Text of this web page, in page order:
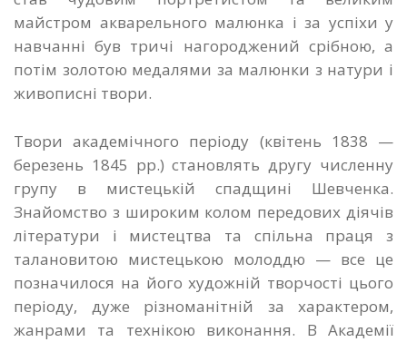
майстром акварельного малюнка і за успіхи у
навчанні був тричі нагороджений срібною, а
потім золотою медалями за малюнки з натури і
живописні твори.
Твори академічного періоду (квітень 1838 —
березень 1845 pр.) становлять другу численну
групу в мистецькій спадщині Шевченка.
Знайомство з широким колом передових діячів
літератури і мистецтва та спільна праця з
талановитою мистецькою молоддю — все це
позначилося на його художній творчості цього
періоду, дуже різноманітній за характером,
жанрами та технікою виконання. В Академії